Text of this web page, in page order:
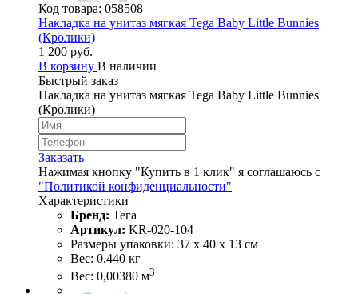
Код товара: 058508
Накладка на унитаз мягкая Tega Baby Little Bunnies
(Кролики)
1 200 руб.
В корзину В наличии
Быстрый заказ
Накладка на унитаз мягкая Tega Baby Little Bunnies
(Кролики)
Заказать
Нажимая кнопку "Купить в 1 клик" я соглашаюсь с
"Политикой конфиденциальности"
Характеристики
Бренд: Тега
Артикул: KR-020-104
Размеры упаковки: 37 х 40 х 13 см
Вес: 0,440 кг
Вес: 0,00380 м3